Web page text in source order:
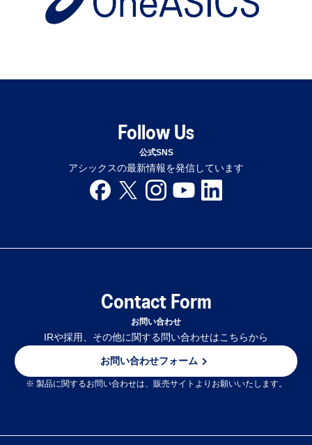
Follow Us
公式SNS
アシックスの最新情報を発信しています
Contact Form
お問い合わせ
IRや採用、その他に関する問い合わせはこちらから
お問い合わせフォーム
※ 製品に関するお問い合わせは、販売サイトよりお願いいたします。